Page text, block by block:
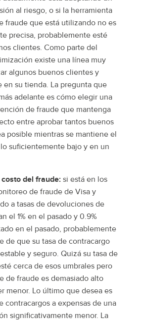
al riesgo, o si la herramienta
fraude que está utilizando no es
precisa, probablemente esté
clientes. Como parte del
existe una línea muy
algunos buenos clientes y
en su tienda. La pregunta que
adelante es cómo elegir una
de fraude que mantenga
entre aprobar tantos buenos
posible mientras se mantiene el
suficientemente bajo y en un
del fraude: si está en los
de fraude de Visa y
a tasas de devoluciones de
el 1% en el pasado y 0.9%
en el pasado, probablemente
de que su tasa de contracargo
y seguro. Quizá su tasa de
cerca de esos umbrales pero
de fraude es demasiado alto
menor. Lo último que desea es
contracargos a expensas de una
significativamente menor. La